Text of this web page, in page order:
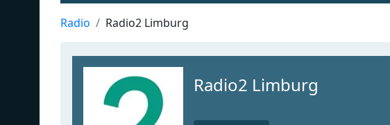
Radio Radio2 Limburg
Radio2 Limburg